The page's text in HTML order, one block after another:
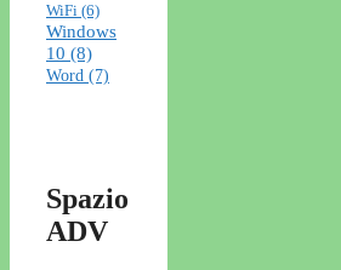
WiFi (6)
Windows
10 (8)
Word (7)
Spazio
ADV